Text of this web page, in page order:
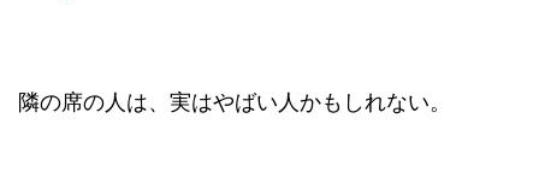
隣の席の人は、実はやばい人かもしれない。